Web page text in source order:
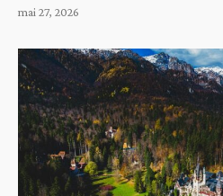
mai 27, 2026